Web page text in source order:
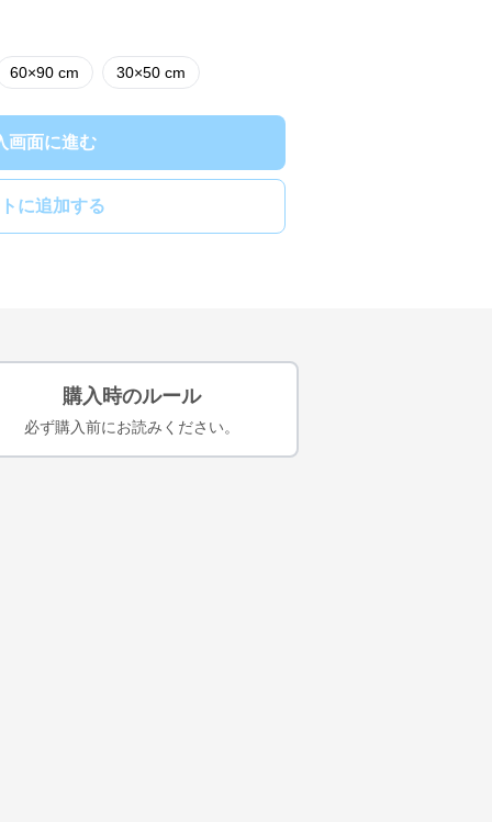
60×90 cm 30×50 cm
画面に進む
に追加する
購入時のルール
必ず購入前にお読みください。